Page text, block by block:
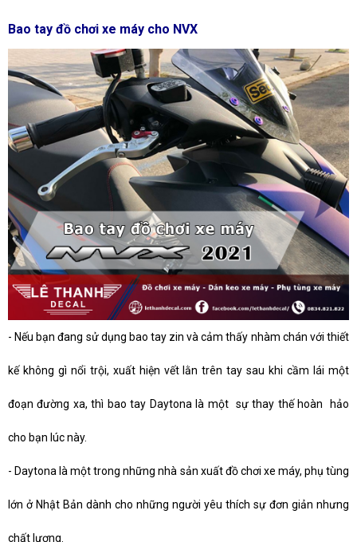
Bao tay đồ chơi xe máy cho NVX
- Nếu bạn đang sử dụng bao tay zin và cảm thấy nhàm chán với thiết
kế không gì nổi trội, xuất hiện vết lằn trên tay sau khi cầm lái một
đoạn đường xa, thì bao tay Daytona là một sự thay thế hoàn hảo
cho bạn lúc này.
- Daytona là một trong những nhà sản xuất đồ chơi xe máy, phụ tùng
lớn ở Nhật Bản dành cho những người yêu thích sự đơn giản nhưng
chất lượng.